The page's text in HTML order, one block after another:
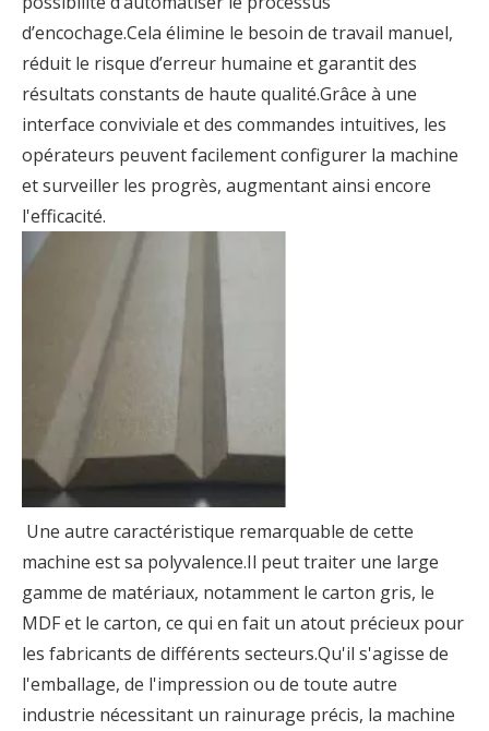
d’encochage.Cela élimine le besoin de travail manuel,
réduit le risque d’erreur humaine et garantit des
résultats constants de haute qualité.Grâce à une
interface conviviale et des commandes intuitives, les
opérateurs peuvent facilement configurer la machine
et surveiller les progrès, augmentant ainsi encore
l'efficacité.
Une autre caractéristique remarquable de cette
machine est sa polyvalence.Il peut traiter une large
gamme de matériaux, notamment le carton gris, le
MDF et le carton, ce qui en fait un atout précieux pour
les fabricants de différents secteurs.Qu'il s'agisse de
l'emballage, de l'impression ou de toute autre
industrie nécessitant un rainurage précis, la machine